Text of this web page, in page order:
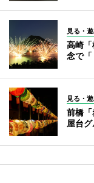
見る・
高崎
念で「
見る・
前橋
屋台